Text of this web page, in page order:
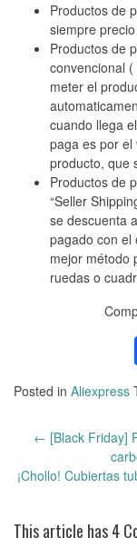
Productos de
siempre
Productos de
convencional (
meter el
cuando llega
paga es por el
producto, que
Productos de
“Seller
se descuenta
pagado con el
mejor método
ruedas o
Posted in Aliexpress
navigation
← [Black Friday]
¡Chollo! Cubiertas
This article has 4